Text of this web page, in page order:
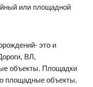
или площадной
это и
ВЛ,
объекты. Площадки
площадные объекты.